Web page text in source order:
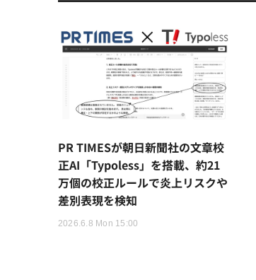
PR TIMESが朝日新聞社の文章校
正AI「Typoless」を搭載、約21
万個の校正ルールで炎上リスクや
差別表現を検知
2026.6.8 Mon 15:00